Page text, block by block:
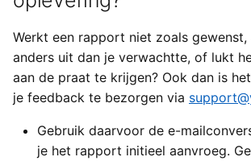
Werkt een rapport niet zoals
anders uit dan je verwachtte, of lukt
aan de praat te krijgen? Ook dan is
je feedback te bezorgen via
Gebruik daarvoor de e-
je het rapport initieel aanvroeg.